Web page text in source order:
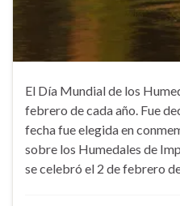
El Día Mundial de los
febrero de cada año. Fue
fecha fue elegida en
sobre los Humedales de
se celebró el 2 de febrero